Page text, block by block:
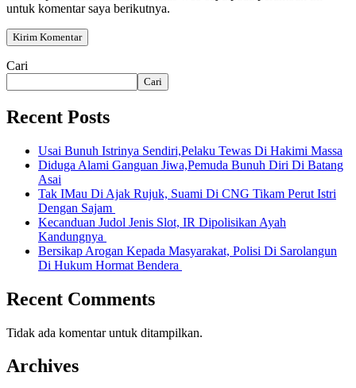
untuk komentar saya berikutnya.
Cari
Cari
Recent Posts
Usai Bunuh Istrinya Sendiri,Pelaku Tewas Di Hakimi Massa
Diduga Alami Ganguan Jiwa,Pemuda Bunuh Diri Di Batang
Asai
Tak IMau Di Ajak Rujuk, Suami Di CNG Tikam Perut Istri
Dengan Sajam
Kecanduan Judol Jenis Slot, IR Dipolisikan Ayah
Kandungnya
Bersikap Arogan Kepada Masyarakat, Polisi Di Sarolangun
Di Hukum Hormat Bendera
Recent Comments
Tidak ada komentar untuk ditampilkan.
Archives